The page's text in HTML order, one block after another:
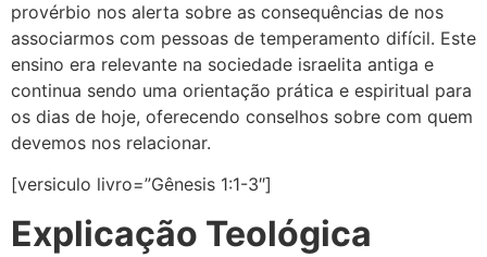
provérbio nos alerta sobre as consequências de nos
associarmos com pessoas de temperamento difícil. Este
ensino era relevante na sociedade israelita antiga e
continua sendo uma orientação prática e espiritual para
os dias de hoje, oferecendo conselhos sobre com quem
devemos nos relacionar.
[versiculo livro=”Gênesis 1:1-3″]
Explicação Teológica